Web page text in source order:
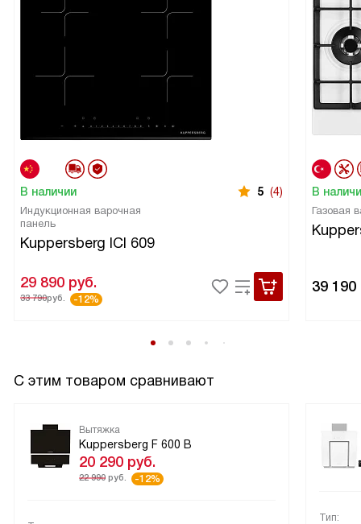
приносит меньше забот — включил, когда нужно, режим
В наличии 5 (4)
Индукционная варочная
панель
Kuppersberg ICI 609
29 890 руб.
33 790руб. -12%
В
Газовая
39 190
С этим товаром сравнивают
Вытяжка
Kuppersberg F 600 B
20 290 руб.
22 990 руб. -12%
Тип: